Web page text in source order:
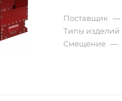
Поставщик —
Типы изделий
Смещение —